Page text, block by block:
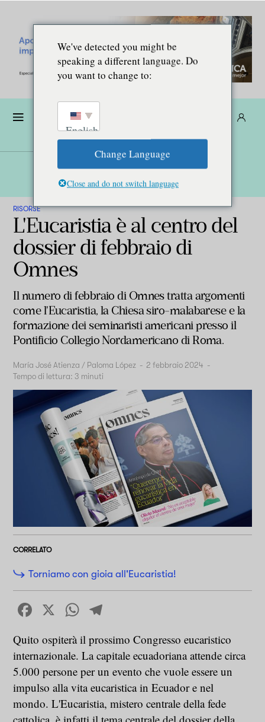
RISORSE
L'Eucaristia è al centro del
dossier di febbraio di
Omnes
Il numero di febbraio di Omnes tratta argomenti
come l'Eucaristia, la Chiesa siro-malabarese e la
formazione dei seminaristi americani presso il
Pontificio Collegio Nordamericano di Roma.
María José Atienza / Paloma López - 2 febbraio 2024 -
Tempo di lettura: 3 minuti
CORRELATO
Torniamo con gioia all'Eucaristia!
Facebook
X WhatsApp
Quito ospiterà il prossimo Congresso eucaristico
internazionale. La capitale ecuadoriana attende circa
5.000 persone per un evento che vuole essere un
impulso alla vita eucaristica in Ecuador e nel
mondo. L'Eucaristia, mistero centrale della fede
We've detected you might be
speaking a different language. Do
you want to change to:
English
Change Language
Close and do not switch language